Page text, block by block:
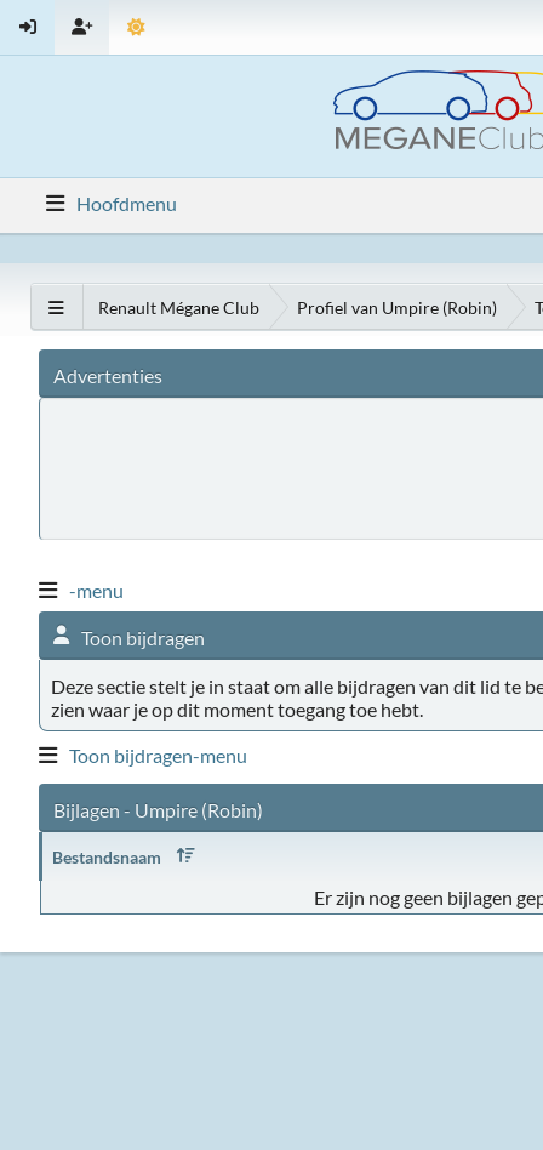
Hoofdmenu
Renault Mégane Club Profiel van Umpire (Robin)
Advertenties
-menu
Toon bijdragen
Deze sectie stelt je in staat om alle bijdragen van dit lid te
zien waar je op dit moment toegang toe hebt.
Toon bijdragen-menu
Bijlagen - Umpire (Robin)
Bestandsnaam
Er zijn nog geen bijlagen